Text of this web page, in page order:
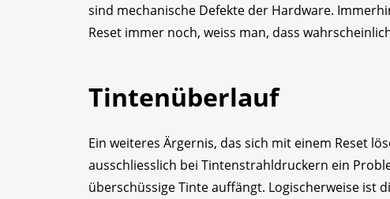
sind mechanische Defekte der Hardware.
Reset immer noch, weiss man, dass
Tintenüberlauf
Ein weiteres Ärgernis, das sich mit einem Reset
ausschliesslich bei Tintenstrahldruckern ein
überschüssige Tinte auffängt. Logischerweise ist